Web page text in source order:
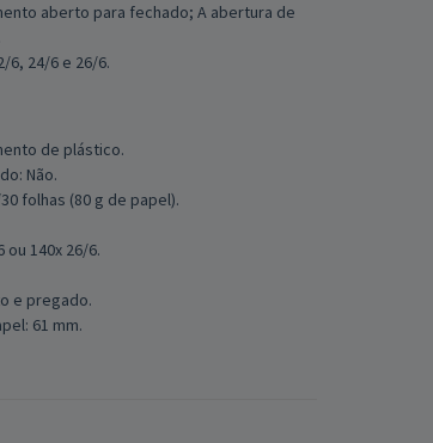
aberto para fechado; A abertura de
6, 24/6 e 26/6.
de plástico.
Não.
folhas (80 g de papel).
ou 140x 26/6.
e pregado.
61 mm.